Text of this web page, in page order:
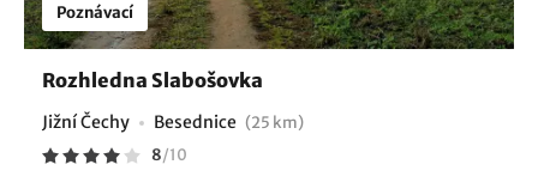
Poznávací
Rozhledna Slabošovka
Jižní Čechy Besednice (25 km)
8/10